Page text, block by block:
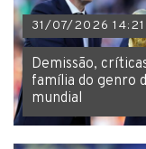
31/07/2026 14:21
Demissão,
família do genro
mundial